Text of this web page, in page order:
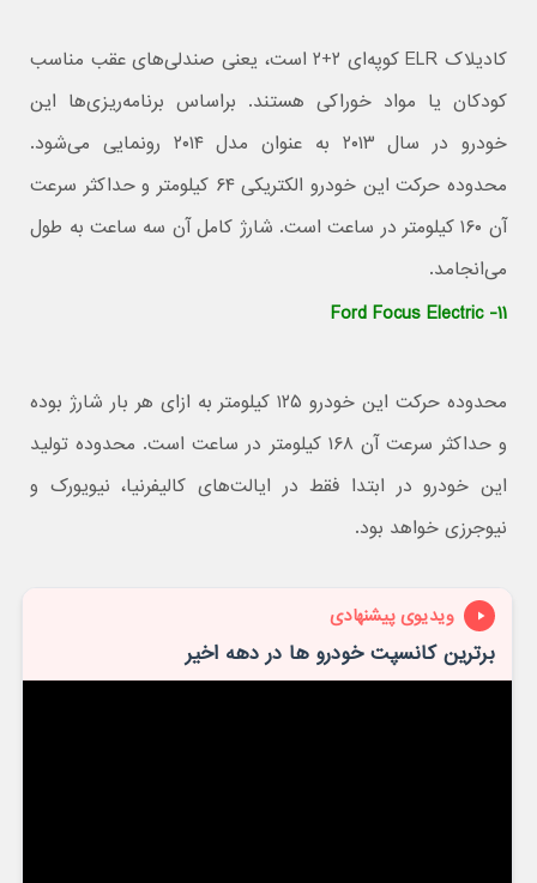
کادیلاک ELR کوپه‌ای ۲+۲ است، یعنی صندلی‌های عقب مناسب
کودکان یا مواد خوراکی هستند. براساس برنامه‌ریزی‌ها این
خودرو در سال ۲۰۱۳ به عنوان مدل ۲۰۱۴ رونمایی می‌شود.
محدوده حرکت این خودرو الکتریکی ۶۴ کیلومتر و حداکثر سرعت
آن ۱۶۰ کیلومتر در ساعت است. شارژ کامل آن سه ساعت به طول
می‌انجامد.
۱۱- Ford Focus Electric
محدوده حرکت این خودرو ۱۲۵ کیلومتر به ازای هر بار شارژ بوده
و حداکثر سرعت آن ۱۶۸ کیلومتر در ساعت است. محدوده تولید
این خودرو در ابتدا فقط در ایالت‌های کالیفرنیا، نیویورک و
نیوجرزی خواهد بود.
ویدیوی پیشنهادی
برترین کانسپت خودرو ها در دهه اخیر